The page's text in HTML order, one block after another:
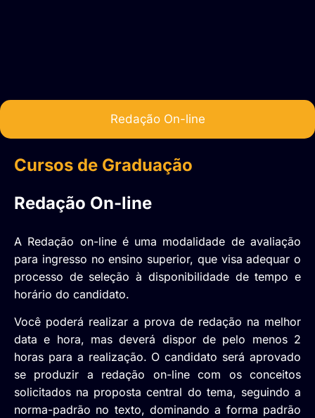
Redação On-line
Cursos de Graduação
Redação On-line
A Redação on-line é uma modalidade de avaliação
para ingresso no ensino superior, que visa adequar o
processo de seleção à disponibilidade de tempo e
horário do candidato.
Você poderá realizar a prova de redação na melhor
data e hora, mas deverá dispor de pelo menos 2
horas para a realização. O candidato será aprovado
se produzir a redação on-line com os conceitos
solicitados na proposta central do tema, seguindo a
norma-padrão no texto, dominando a forma padrão